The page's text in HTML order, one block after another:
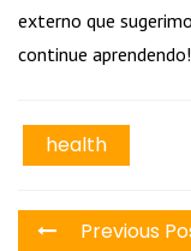
externo que
continue aprendendo!
health
Previous